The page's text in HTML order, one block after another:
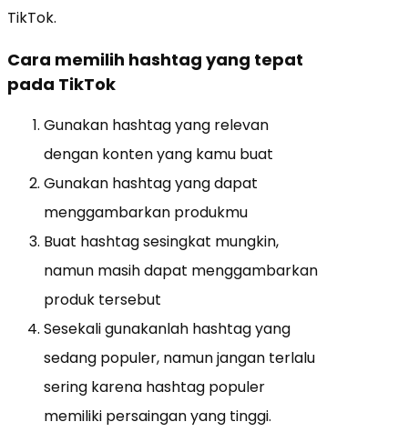
TikTok.
Cara memilih hashtag yang tepat
pada TikTok
Gunakan hashtag yang relevan
dengan konten yang kamu buat
Gunakan hashtag yang dapat
menggambarkan produkmu
Buat hashtag sesingkat mungkin,
namun masih dapat menggambarkan
produk tersebut
Sesekali gunakanlah hashtag yang
sedang populer, namun jangan terlalu
sering karena hashtag populer
memiliki persaingan yang tinggi.